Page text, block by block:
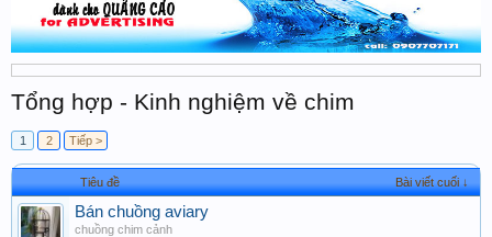
Tổng hợp - Kinh nghiệm về chim
1 2 Tiếp >
Tiêu đề Bài viết cuối ↓
Bán chuồng aviary
chuồng chim cảnh